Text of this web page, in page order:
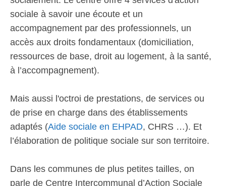
sociale à savoir une écoute et un
accompagnement par des professionnels, un
accès aux droits fondamentaux (domiciliation,
ressources de base, droit au logement, à la santé,
à l’accompagnement).
Mais aussi l'octroi de prestations, de services ou
de prise en charge dans des établissements
adaptés (Aide sociale en EHPAD, CHRS …). Et
l’élaboration de politique sociale sur son territoire.
Dans les communes de plus petites tailles, on
parle de Centre Intercommunal d’Action Sociale